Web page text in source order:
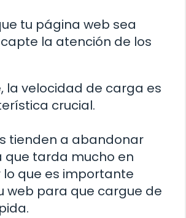
tu página web sea
la atención de los
la velocidad de carga es
crucial.
tienden a abandonar
que tarda mucho en
que es importante
web para que cargue de